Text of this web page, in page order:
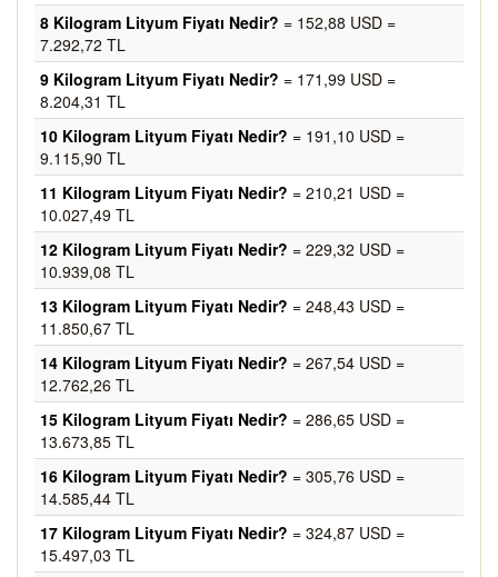
8 Kilogram Lityum Fiyatı Nedir? = 152,88 USD =
7.292,72 TL
9 Kilogram Lityum Fiyatı Nedir? = 171,99 USD =
8.204,31 TL
10 Kilogram Lityum Fiyatı Nedir? = 191,10 USD =
9.115,90 TL
11 Kilogram Lityum Fiyatı Nedir? = 210,21 USD =
10.027,49 TL
12 Kilogram Lityum Fiyatı Nedir? = 229,32 USD =
10.939,08 TL
13 Kilogram Lityum Fiyatı Nedir? = 248,43 USD =
11.850,67 TL
14 Kilogram Lityum Fiyatı Nedir? = 267,54 USD =
12.762,26 TL
15 Kilogram Lityum Fiyatı Nedir? = 286,65 USD =
13.673,85 TL
16 Kilogram Lityum Fiyatı Nedir? = 305,76 USD =
14.585,44 TL
17 Kilogram Lityum Fiyatı Nedir? = 324,87 USD =
15.497,03 TL